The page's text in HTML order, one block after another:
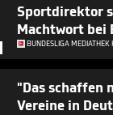
Sportdirektor
Machtwort bei
BUNDESLIGA MEDIATHEK
"Das schaffen
Vereine in